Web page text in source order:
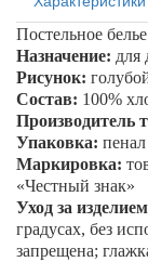
Постельное
Назначение: для
Рисунок:
Состав: 100%
Производитель
Упаковка:
Маркировка:
«Честный знак»
Уход за
градусах, без
запрещена;